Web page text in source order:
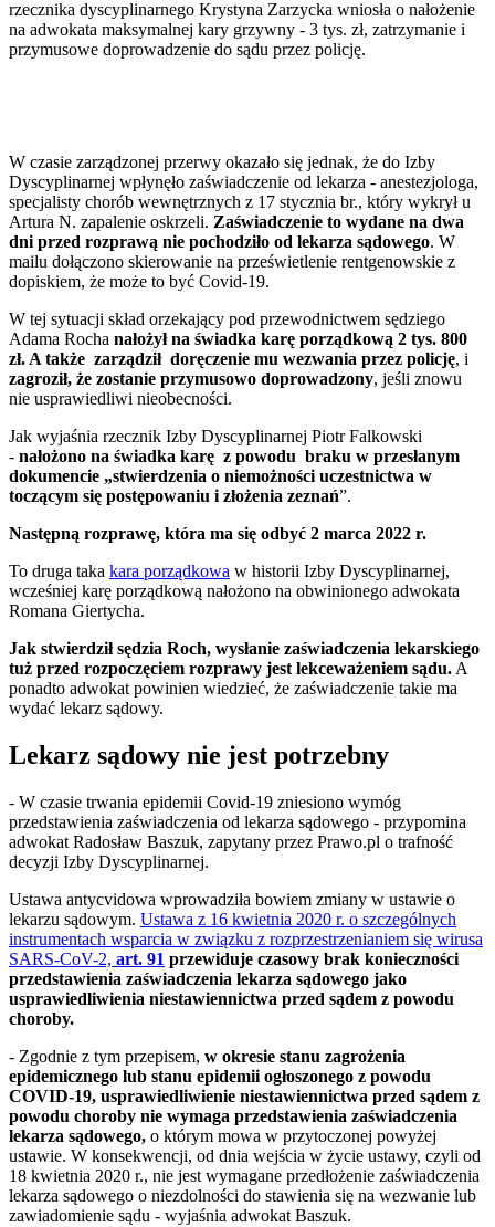
rzecznika dyscyplinarnego Krystyna Zarzycka wniosła o nałożenie
na adwokata maksymalnej kary grzywny - 3 tys. zł, zatrzymanie i
przymusowe doprowadzenie do sądu przez policję.
W czasie zarządzonej przerwy okazało się jednak, że do Izby
Dyscyplinarnej wpłynęło zaświadczenie od lekarza - anestezjologa,
specjalisty chorób wewnętrznych z 17 stycznia br., który wykrył u
Artura N. zapalenie oskrzeli. Zaświadczenie to wydane na dwa
dni przed rozprawą nie pochodziło od lekarza sądowego. W
mailu dołączono skierowanie na prześwietlenie rentgenowskie z
dopiskiem, że może to być Covid-19.
W tej sytuacji skład orzekający pod przewodnictwem sędziego
Adama Rocha nałożył na świadka karę porządkową 2 tys. 800
zł. A także zarządził doręczenie mu wezwania przez policję, i
zagroził, że zostanie przymusowo doprowadzony, jeśli znowu
nie usprawiedliwi nieobecności.
Jak wyjaśnia rzecznik Izby Dyscyplinarnej Piotr Falkowski
- nałożono na świadka karę z powodu braku w przesłanym
dokumencie „stwierdzenia o niemożności uczestnictwa w
toczącym się postępowaniu i złożenia zeznań”.
Następną rozprawę, która ma się odbyć 2 marca 2022 r.
To druga taka kara porządkowa w historii Izby Dyscyplinarnej,
wcześniej karę porządkową nałożono na obwinionego adwokata
Romana Giertycha.
Jak stwierdził sędzia Roch, wysłanie zaświadczenia lekarskiego
tuż przed rozpoczęciem rozprawy jest lekceważeniem sądu. A
ponadto adwokat powinien wiedzieć, że zaświadczenie takie ma
wydać lekarz sądowy.
Lekarz sądowy nie jest potrzebny
- W czasie trwania epidemii Covid-19 zniesiono wymóg
przedstawienia zaświadczenia od lekarza sądowego - przypomina
adwokat Radosław Baszuk, zapytany przez Prawo.pl o trafność
decyzji Izby Dyscyplinarnej.
Ustawa antycvidowa wprowadziła bowiem zmiany w ustawie o
lekarzu sądowym. Ustawa z 16 kwietnia 2020 r. o szczególnych
instrumentach wsparcia w związku z rozprzestrzenianiem się wirusa
SARS-CoV-2, art. 91 przewiduje czasowy brak konieczności
przedstawienia zaświadczenia lekarza sądowego jako
usprawiedliwienia niestawiennictwa przed sądem z powodu
choroby.
- Zgodnie z tym przepisem, w okresie stanu zagrożenia
epidemicznego lub stanu epidemii ogłoszonego z powodu
COVID-19, usprawiedliwienie niestawiennictwa przed sądem z
powodu choroby nie wymaga przedstawienia zaświadczenia
lekarza sądowego, o którym mowa w przytoczonej powyżej
ustawie. W konsekwencji, od dnia wejścia w życie ustawy, czyli od
18 kwietnia 2020 r., nie jest wymagane przedłożenie zaświadczenia
lekarza sądowego o niezdolności do stawienia się na wezwanie lub
zawiadomienie sądu - wyjaśnia adwokat Baszuk.